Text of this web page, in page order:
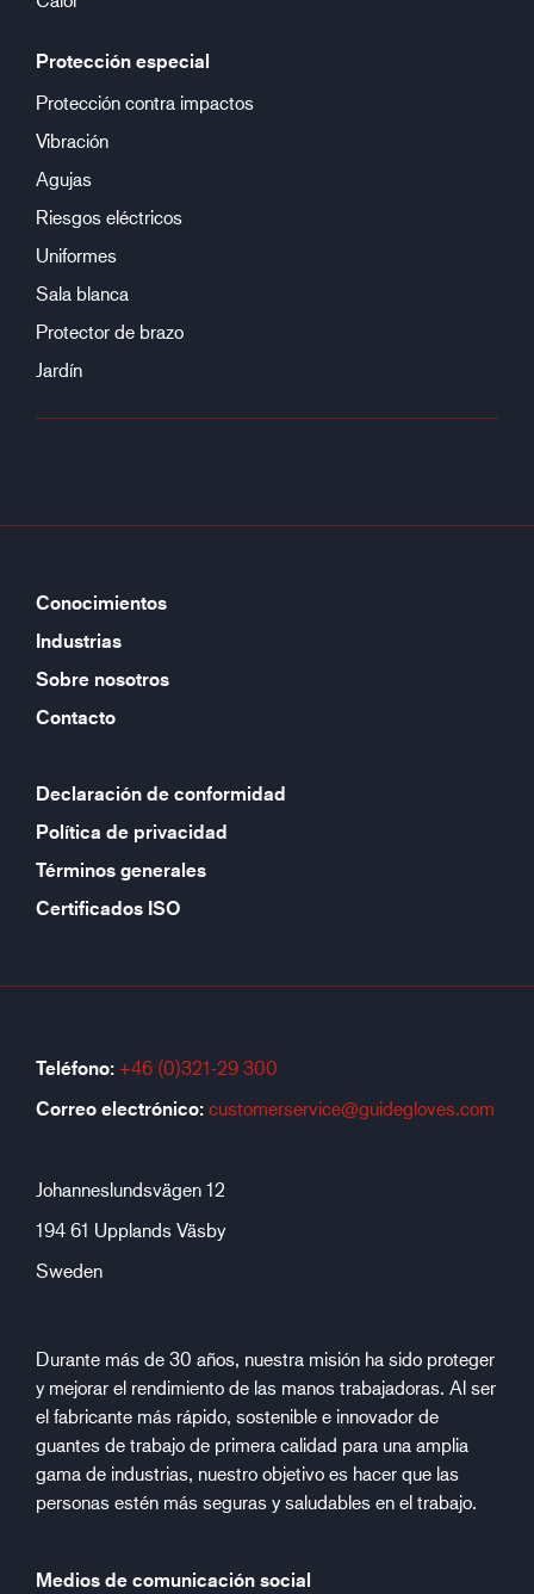
Protección especial
Protección contra impactos
Vibración
Agujas
Riesgos eléctricos
Uniformes
Sala blanca
Protector de brazo
Jardín
Conocimientos
Industrias
Sobre nosotros
Contacto
Declaración de conformidad
Política de privacidad
Términos generales
Certificados ISO
Teléfono: +46 (0)321-29 300
Correo electrónico: customerservice@guidegloves.com
Johanneslundsvägen 12
194 61 Upplands Väsby
Sweden
Durante más de 30 años, nuestra misión ha sido proteger
y mejorar el rendimiento de las manos trabajadoras. Al ser
el fabricante más rápido, sostenible e innovador de
guantes de trabajo de primera calidad para una amplia
gama de industrias, nuestro objetivo es hacer que las
personas estén más seguras y saludables en el trabajo.
Medios de comunicación social